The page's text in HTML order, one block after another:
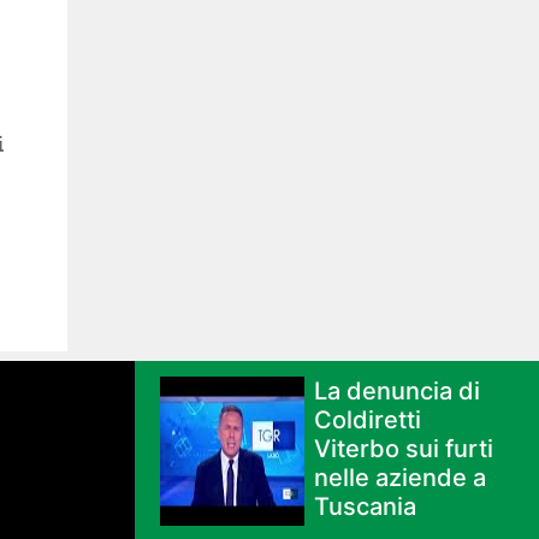
La denuncia di
Coldiretti
Viterbo sui furti
nelle aziende a
Tuscania